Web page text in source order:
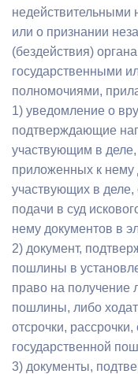
недействительными
или о признании
(бездействия)
государственными
полномочиями,
1) уведомление о
подтверждающие
участвующим в деле,
приложенных к нему
участвующих в деле,
подачи в суд
нему документов в
2) документ,
пошлины в
право на получение
пошлины, либо
отсрочки,
государственной
3) документы,